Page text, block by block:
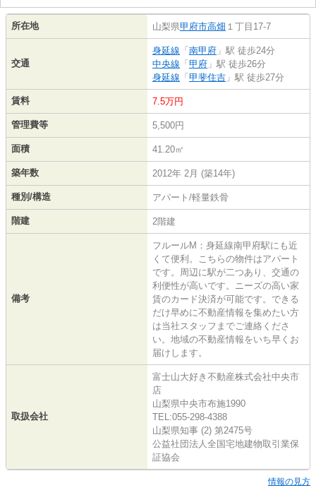
所在地 山梨県甲府市高畑 １丁目17-7
交通
身延線 「 南甲府 」駅 徒歩24分
中央線 「 甲府 」駅 徒歩26分
身延線 「 甲斐住吉 」駅 徒歩27分
賃料 7.5万円
管理費等 5,500円
面積 41.20㎡
築年数 2012年 2月 (築14年)
種別/構造 アパート/軽量鉄骨
階建 2階建
備考
フルールM：身延線南甲府駅にも近
くて便利。こちらの物件はアパート
です。周辺に駅が二つあり、交通の
利便性が高いです。ニーズの高い家
賃のカード決済が可能です。できる
だけ早めに不動産情報を集めたい方
は当社スタッフまでご連絡くださ
い。地域の不動産情報をいち早くお
届けします。
取扱会社
富士山大好き不動産株式会社中央市
店
山梨県中央市布施1990
TEL:055-298-4388
山梨県知事 (2) 第2475号
公益社団法人全国宅地建物取引業保
証協会
情報の見方